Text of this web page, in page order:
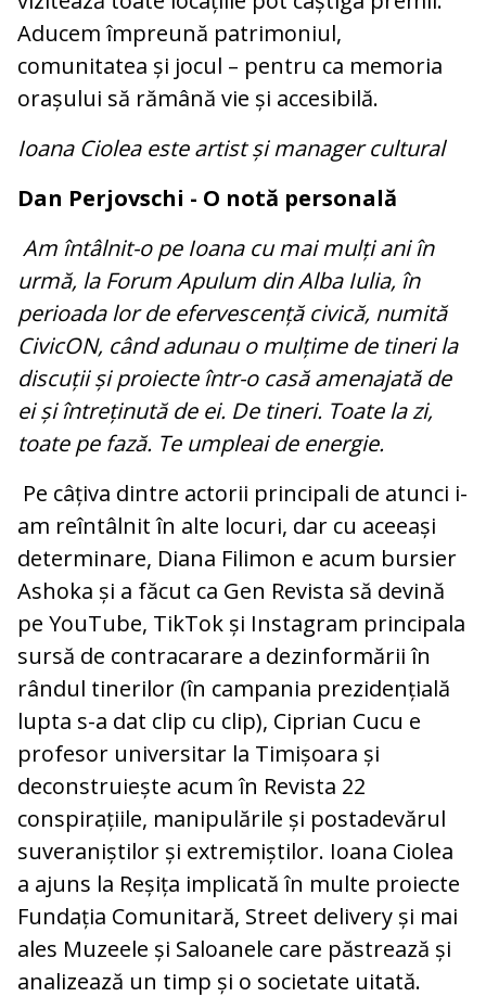
Aducem împreună patrimoniul,
comunitatea și jocul – pentru ca memoria
orașului să rămână vie și accesibilă.
Ioana Ciolea este artist și manager cultural
Dan Perjovschi - O notă personală
Am întâlnit-o pe Ioana cu mai mulți ani în
urmă, la Forum Apulum din Alba Iulia, în
perioada lor de efervescență civică, numită
CivicON, când adunau o mulțime de tineri la
discuții și proiecte într-o casă amenajată de
ei și întreținută de ei. De tineri. Toate la zi,
toate pe fază. Te umpleai de energie.
Pe câțiva dintre actorii principali de atunci i-
am reîntâlnit în alte locuri, dar cu aceeași
determinare, Diana Filimon e acum bursier
Ashoka și a făcut ca Gen Revista să devină
pe YouTube, TikTok și Instagram principala
sursă de contracarare a dezinformării în
rândul tinerilor (în campania prezidențială
lupta s-a dat clip cu clip), Ciprian Cucu e
profesor universitar la Timișoara și
deconstruiește acum în Revista 22
conspirațiile, manipulările și postadevărul
suveraniștilor și extremiștilor. Ioana Ciolea
a ajuns la Reșița implicată în multe proiecte
Fundația Comunitară, Street delivery și mai
ales Muzeele și Saloanele care păstrează și
analizează un timp și o societate uitată.